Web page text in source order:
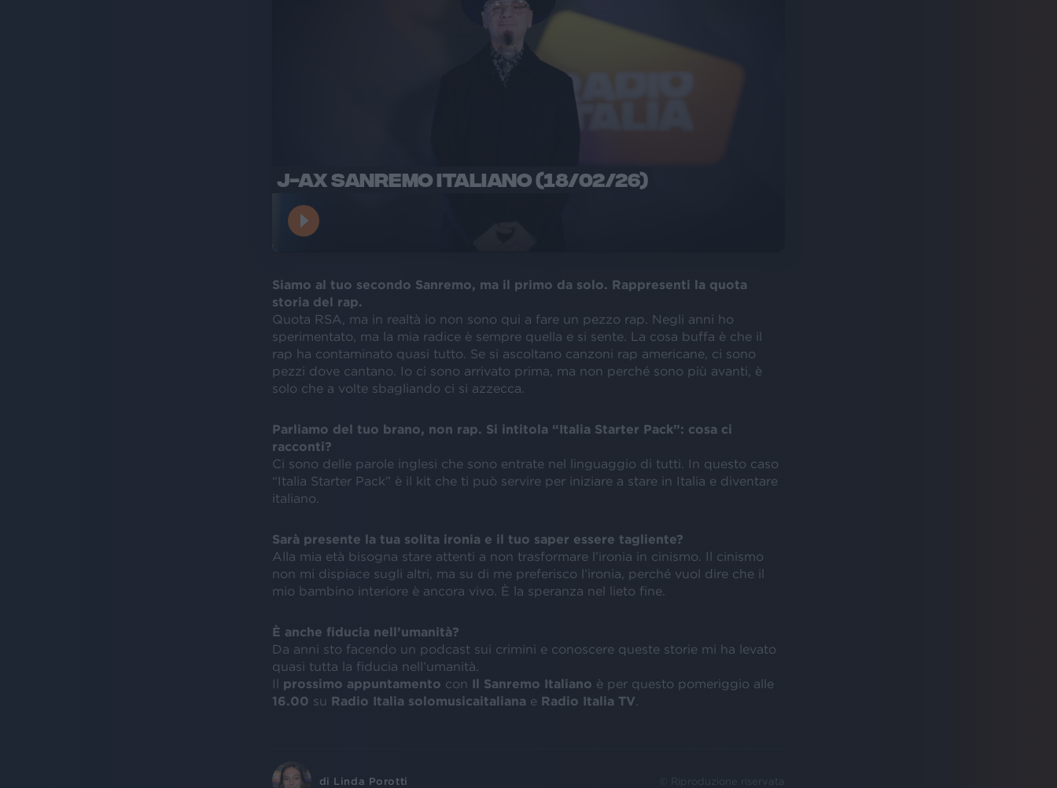
J-AX SANREMO ITALIANO (18/02/26)
Siamo al tuo secondo Sanremo, ma il primo da solo. Rappresenti la quota
storia del rap.
Quota RSA, ma in realtà io non sono qui a fare un pezzo rap. Negli anni ho
sperimentato, ma la mia radice è sempre quella e si sente. La cosa buffa è che il
rap ha contaminato quasi tutto. Se si ascoltano canzoni rap americane, ci sono
pezzi dove cantano. Io ci sono arrivato prima, ma non perché sono più avanti, è
solo che a volte sbagliando ci si azzecca.
Parliamo del tuo brano, non rap. Si intitola “Italia Starter Pack”: cosa ci
racconti?
Ci sono delle parole inglesi che sono entrate nel linguaggio di tutti. In questo caso
“Italia Starter Pack” è il kit che ti può servire per iniziare a stare in Italia e diventare
italiano.
Sarà presente la tua solita ironia e il tuo saper essere tagliente?
Alla mia età bisogna stare attenti a non trasformare l’ironia in cinismo. Il cinismo
non mi dispiace sugli altri, ma su di me preferisco l’ironia, perché vuol dire che il
mio bambino interiore è ancora vivo. È la speranza nel lieto fine.
È anche fiducia nell’umanità?
Da anni sto facendo un podcast sui crimini e conoscere queste storie mi ha levato
quasi tutta la fiducia nell’umanità.
Il prossimo appuntamento con Il Sanremo Italiano è per questo pomeriggio alle
16.00 su Radio Italia solomusicaitaliana e Radio Italia TV
di Linda Porotti © Riproduzione riservata